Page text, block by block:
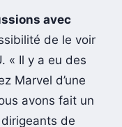
avec
de le voir
« Il y a eu des
Marvel d’une
avons fait un
de